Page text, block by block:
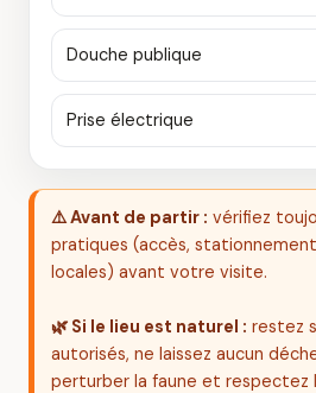
Douche publique
Prise électrique
⚠️ Avant de partir : vérifiez
pratiques (accès,
locales) avant votre visite.
🌿 Si le lieu est naturel : restez
autorisés, ne laissez aucun
perturber la faune et respectez